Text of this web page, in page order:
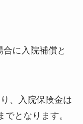
に入院補償と
、入院保険金は
となります。